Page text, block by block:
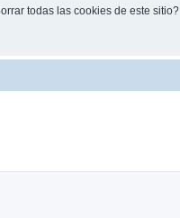
todas las cookies de este sitio?